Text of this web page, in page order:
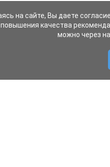
на сайте, Вы даете
качества
можно через